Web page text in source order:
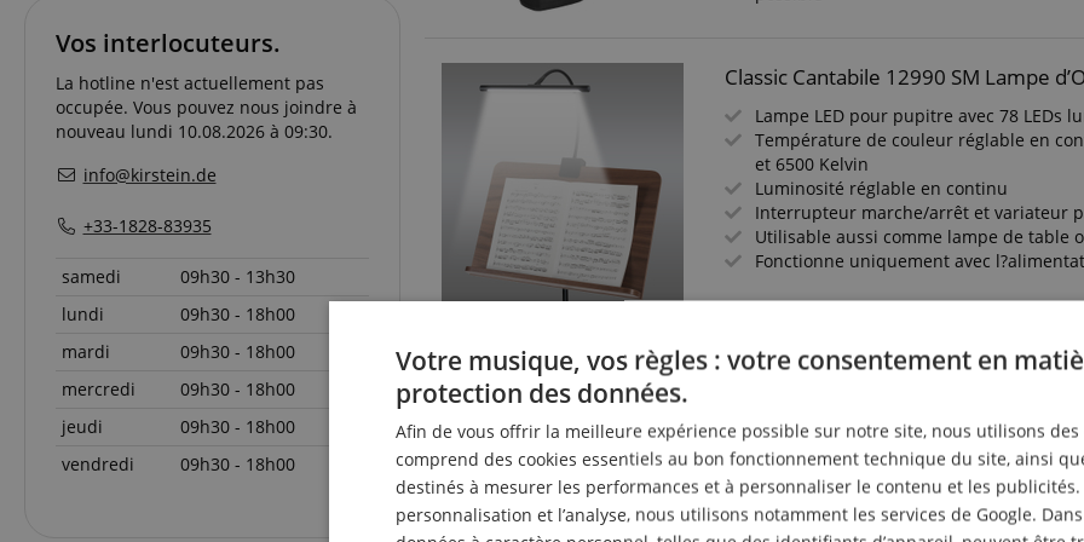
Classic Cantabile 12990 SM Lampe
Lampe LED pour pupitre avec 78 LEDs
Température de couleur réglable en
et 6500 Kelvin
Luminosité réglable en continu
Interrupteur marche/arrêt et variateur
Utilisable aussi comme lampe de table
Fonctionne uniquement avec
Showlite Bright Light 4 LED Lampe
Deux niveaux de luminosité
Alimentation par piles ou adaptateur
Éclairage particulièrement uniforme
Cols de cygne souples et flexibles
Piles et câble USB inclus
Vos interlocuteurs.
La hotline n'est actuellement pas
occupée. Vous pouvez nous joindre à
nouveau lundi 10.08.2026 à 09:30.
info@kirstein.de
+33-1828-83935
samedi
09h30 - 13h30
lundi
09h30 - 18h00
mardi
09h30 - 18h00
mercredi
09h30 - 18h00
jeudi
09h30 - 18h00
vendredi
09h30 - 18h00
Votre musique, vos règles : votre consentement en
protection des données.
Afin de vous offrir la meilleure expérience possible sur notre site, nous utilisons des
comprend des cookies essentiels au bon fonctionnement technique du site, ainsi
destinés à mesurer les performances et à personnaliser le contenu et les publicités.
personnalisation et l’analyse, nous utilisons notamment les services de Google.